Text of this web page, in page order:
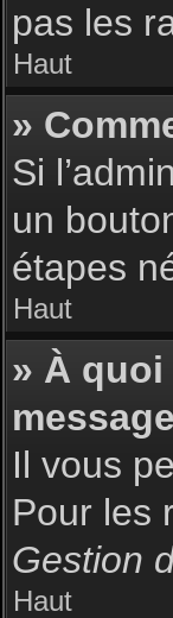
pas les
Haut
»
Si
un
étapes
Haut
» À
Il vous
Pour les
Gestion
Haut